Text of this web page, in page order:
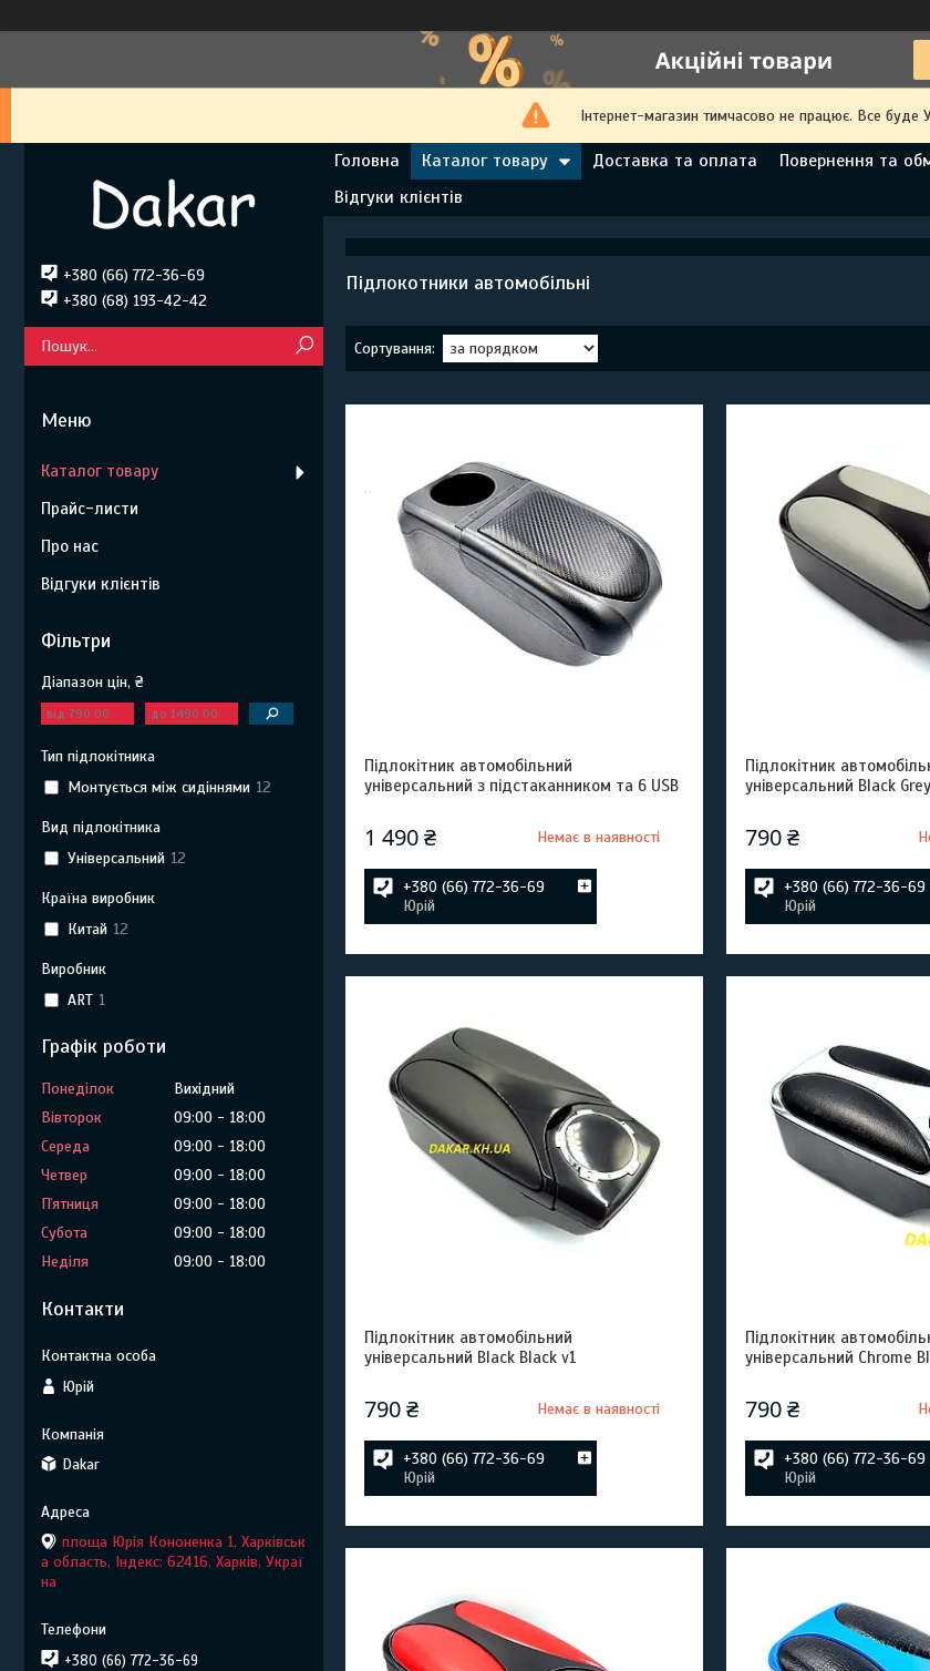
Інтернет-магазин тимчасово не працює. Все буде
Головна Каталог товару Доставка та оплата Повернення та
Відгуки клієнтів
Підлокотники автомобільні
Підлокітник автомобільний
універсальний з підстаканником та 6 USB
1 490 ₴ Немає в наявності
+380 (66) 772-36-69
Юрій
Підлокітник
універсальний Black Grey
790 ₴
+380 (66) 772-36-69
Юрій
Підлокітник автомобільний
універсальний Black Black v1
790 ₴ Немає в наявності
+380 (66) 772-36-69
Юрій
Підлокітник
універсальний Chrome
790 ₴
+380 (66) 772-36-69
Юрій
+380 (66) 772-36-69
+380 (68) 193-42-42
Каталог товару
Прайс-листи
Про нас
Відгуки клієнтів
Фільтри
Діапазон цін, ₴
Тип підлокітника
Монтується між сидіннями 12
Вид підлокітника
Універсальний 12
Країна виробник
Китай 12
Виробник
ART 1
Графік роботи
Понеділок
Вихідний
Вівторок
09:00
18:00
Середа
09:00
18:00
Четвер
09:00
18:00
Пʼятниця
09:00
18:00
Субота
09:00
18:00
Неділя
09:00 18:00
Контакти
Юрій
Dakar
площа Юрія Кононенка 1, Харківськ
а область, Індекс: 62416, Харків, Украї
на
+380 (66) 772-36-69